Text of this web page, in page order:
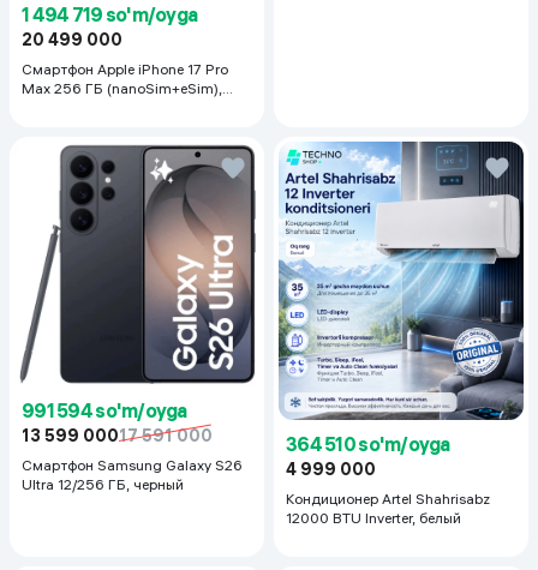
1 494 719 so'm/oyga
20 499 000
Смартфон Apple iPhone 17 Pro
Max 256 ГБ (nanoSim+eSim),
991 594 so'm/oyga
13 599 00017 591 000
Смартфон Samsung Galaxy S26
Ultra 12/256 ГБ, черный
364 510 so'm/oyga
4 999 000
Кондиционер Artel Shahrisabz
12000 BTU Inverter, белый